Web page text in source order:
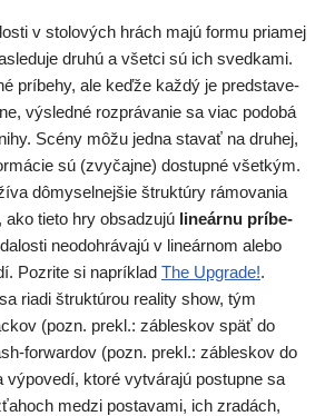
v sto­lo­vých hrách majú for­mu pria­mej
dru­hú a všet­ci sú ich sved­ka­mi.
prí­be­hy, ale keď­že kaž­dý je pred­sta­ve­
výsled­né roz­prá­va­nie sa viac podo­bá
Scény môžu jed­na sta­vať na dru­hej,
sú (zvy­čaj­ne) dostup­né všet­kým.
dômy­sel­nej­šie štruk­tú­ry rámo­va­nia
tie­to hry obsa­dzu­jú line­ár­nu prí­be­
neodoh­rá­va­jú v line­ár­nom ale­bo
Pozrite si naprí­klad The Upgrade!.
ria­di štruk­tú­rou rea­li­ty show, tým
(pozn. pre­kl.: zábles­kov späť do
for­war­dov (pozn. pre­kl.: zábles­kov do
výpo­ve­dí, kto­ré vytvá­ra­jú postup­ne sa
medzi posta­va­mi, ich zra­dách,